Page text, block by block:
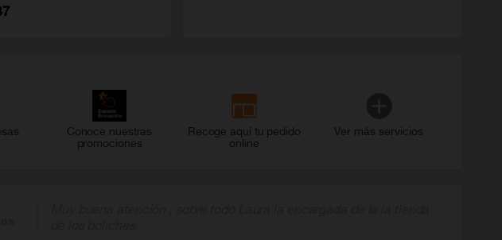
Conoce nuestras
promociones
Recoge aquí tu pedido
online
Ver más servicios